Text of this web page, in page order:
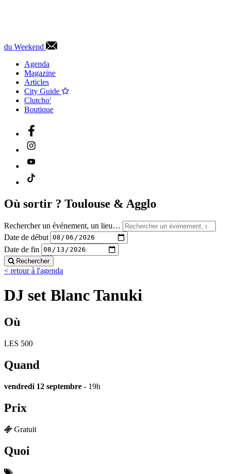
du Weekend
Agenda
Magazine
Articles
City Guide
Clutcho'
Boutique
Où sortir ? Toulouse & Agglo
Rechercher un événement, un lieu…
Date de début
Date de fin
Rechercher
< retour à l'agenda
DJ set Blanc Tanuki
Où
LES 500
Quand
vendredi 12 septembre - 19h
Prix
Gratuit
Quoi